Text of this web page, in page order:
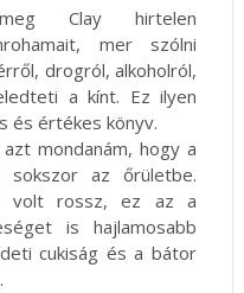
Clay hirtelen
mer szólni
drogról, alkoholról,
a kínt. Ez ilyen
és értékes könyv.
mondanám, hogy a
az őrületbe.
volt rossz, ez az a
is hajlamosabb
cukiság és a bátor